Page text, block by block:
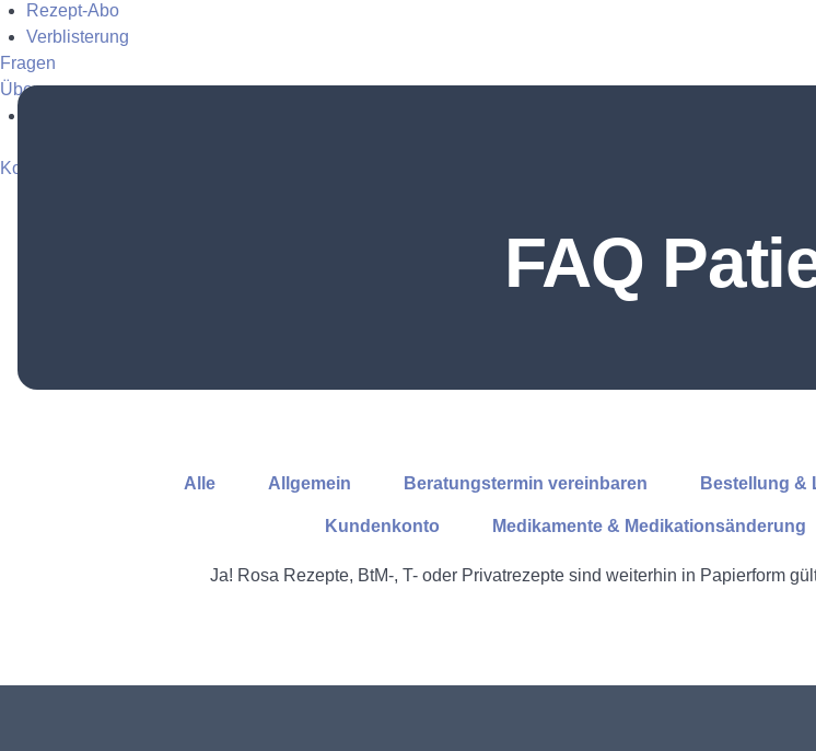
Rezept-Abo
Verblisterung
Fragen
Über uns
Kostenfrei anmelden
FAQ
Alle Allgemein Beratungstermin vereinbaren Bestellung &
Kundenkonto Medikamente & Medikationsänderung
Ja! Rosa Rezepte, BtM-, T- oder Privatrezepte sind weiterhin in Papierform